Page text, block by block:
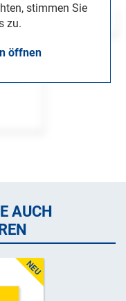
stimmen Sie
zu.
öffnen
AUCH